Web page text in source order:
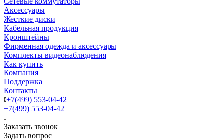
Аксессуары
Жесткие диски
Кабельная продукция
Кронштейны
Фирменная одежда и аксессуары
Комплекты видеонаблюдения
Как купить
Компания
Поддержка
Контакты
+7(499) 553-04-42
+7(499) 553-04-42
Заказать звонок
Задать вопрос